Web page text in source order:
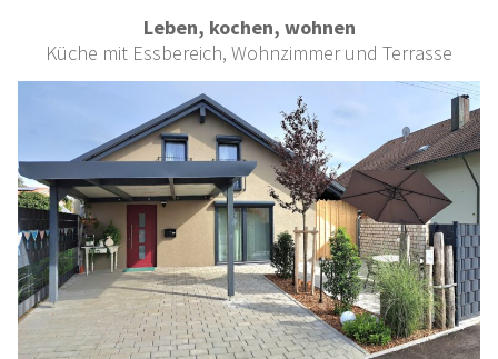
Leben, kochen, wohnen
Küche mit Essbereich, Wohnzimmer und Terrasse